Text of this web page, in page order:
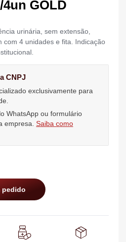
GOLD
urinária, sem extensão,
com 4 unidades e fita. Indicação
CNPJ
exclusivamente para
WhatsApp ou formulário
empresa. Saiba como
pedido